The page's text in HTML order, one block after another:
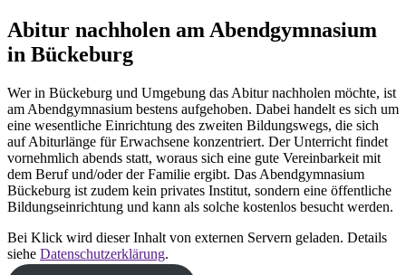
Abitur nachholen am Abendgymnasium
in Bückeburg
Wer in Bückeburg und Umgebung das Abitur nachholen möchte, ist
am Abendgymnasium bestens aufgehoben. Dabei handelt es sich um
eine wesentliche Einrichtung des zweiten Bildungswegs, die sich
auf Abiturlänge für Erwachsene konzentriert. Der Unterricht findet
vornehmlich abends statt, woraus sich eine gute Vereinbarkeit mit
dem Beruf und/oder der Familie ergibt. Das Abendgymnasium
Bückeburg ist zudem kein privates Institut, sondern eine öffentliche
Bildungseinrichtung und kann als solche kostenlos besucht werden.
Bei Klick wird dieser Inhalt von externen Servern geladen. Details
siehe Datenschutzerklärung.